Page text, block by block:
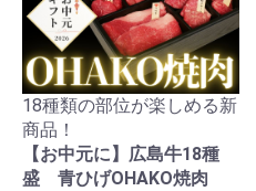
18種類の部位が楽しめる新
商品！
【お中元に】広島牛18種
盛 青ひげOHAKO焼肉